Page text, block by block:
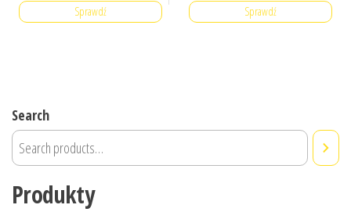
Sprawdź Sprawdź
Search
Produkty